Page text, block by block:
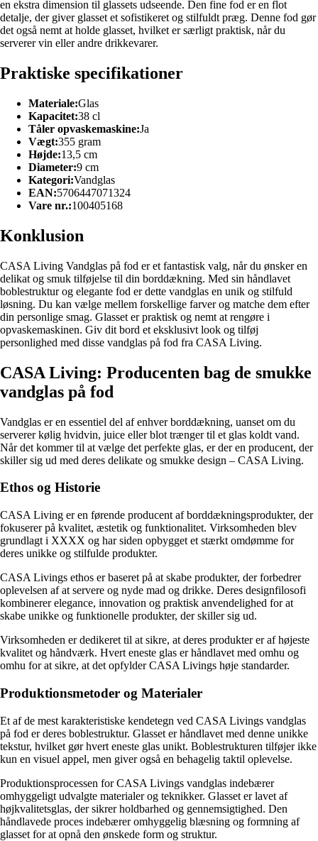
en ekstra dimension til glassets udseende. Den fine fod er en flot
detalje, der giver glasset et sofistikeret og stilfuldt præg. Denne fod gør
det også nemt at holde glasset, hvilket er særligt praktisk, når du
serverer vin eller andre drikkevarer.
Praktiske specifikationer
Materiale:Glas
Kapacitet:38 cl
Tåler opvaskemaskine:Ja
Vægt:355 gram
Højde:13,5 cm
Diameter:9 cm
Kategori:Vandglas
EAN:5706447071324
Vare nr.:100405168
Konklusion
CASA Living Vandglas på fod er et fantastisk valg, når du ønsker en
delikat og smuk tilføjelse til din borddækning. Med sin håndlavet
boblestruktur og elegante fod er dette vandglas en unik og stilfuld
løsning. Du kan vælge mellem forskellige farver og matche dem efter
din personlige smag. Glasset er praktisk og nemt at rengøre i
opvaskemaskinen. Giv dit bord et eksklusivt look og tilføj
personlighed med disse vandglas på fod fra CASA Living.
CASA Living: Producenten bag de smukke
vandglas på fod
Vandglas er en essentiel del af enhver borddækning, uanset om du
serverer kølig hvidvin, juice eller blot trænger til et glas koldt vand.
Når det kommer til at vælge det perfekte glas, er der en producent, der
skiller sig ud med deres delikate og smukke design – CASA Living.
Ethos og Historie
CASA Living er en førende producent af borddækningsprodukter, der
fokuserer på kvalitet, æstetik og funktionalitet. Virksomheden blev
grundlagt i XXXX og har siden opbygget et stærkt omdømme for
deres unikke og stilfulde produkter.
CASA Livings ethos er baseret på at skabe produkter, der forbedrer
oplevelsen af at servere og nyde mad og drikke. Deres designfilosofi
kombinerer elegance, innovation og praktisk anvendelighed for at
skabe unikke og funktionelle produkter, der skiller sig ud.
Virksomheden er dedikeret til at sikre, at deres produkter er af højeste
kvalitet og håndværk. Hvert eneste glas er håndlavet med omhu og
omhu for at sikre, at det opfylder CASA Livings høje standarder.
Produktionsmetoder og Materialer
Et af de mest karakteristiske kendetegn ved CASA Livings vandglas
på fod er deres boblestruktur. Glasset er håndlavet med denne unikke
tekstur, hvilket gør hvert eneste glas unikt. Boblestrukturen tilføjer ikke
kun en visuel appel, men giver også en behagelig taktil oplevelse.
Produktionsprocessen for CASA Livings vandglas indebærer
omhyggeligt udvalgte materialer og teknikker. Glasset er lavet af
højkvalitetsglas, der sikrer holdbarhed og gennemsigtighed. Den
håndlavede proces indebærer omhyggelig blæsning og formning af
glasset for at opnå den ønskede form og struktur.